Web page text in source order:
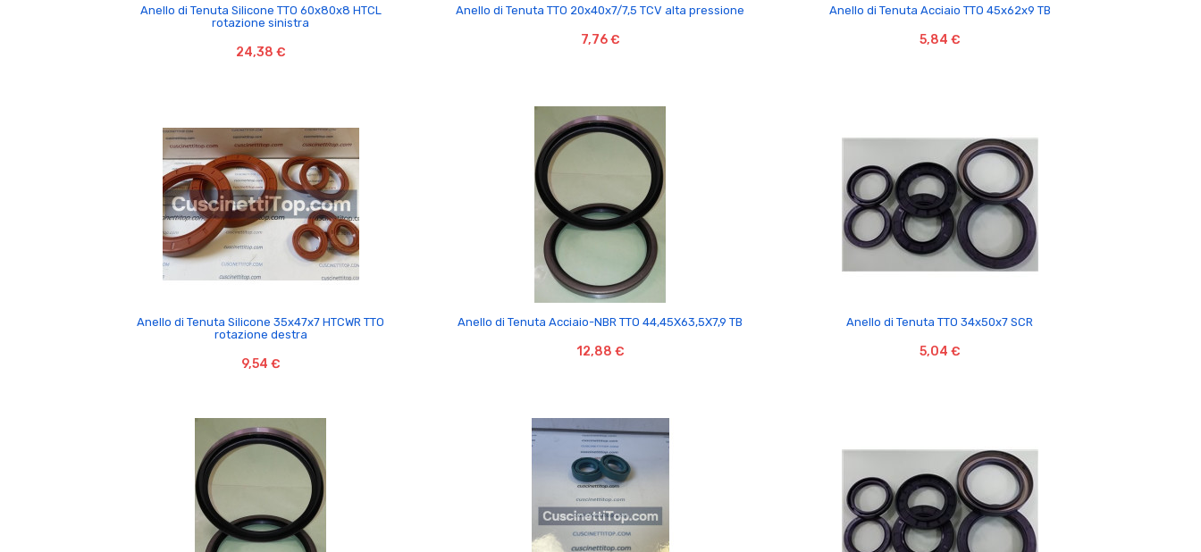

Anello di Tenuta Silicone TTO 60x80x8 HTCL
rotazione sinistra
24,38 €

Anello di Tenuta TTO 20x40x7/7,5 TCV alta pressione
7,76 €

Anello di Tenuta Acciaio TTO 45x62x9 TB
5,84 €

Anello di Tenuta Silicone 35x47x7 HTCWR TTO
rotazione destra
9,54 €

Anello di Tenuta Acciaio-NBR TTO 44,45X63,5X7,9 TB
12,88 €

Anello di Tenuta TTO 34x50x7 SCR
5,04 €